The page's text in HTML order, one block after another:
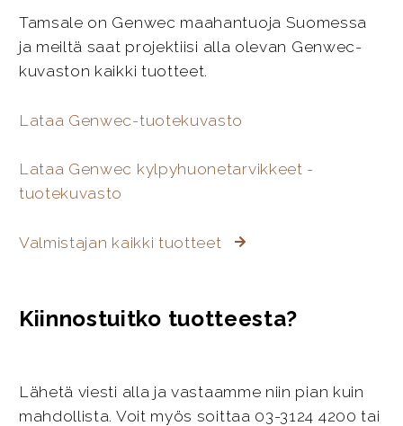
Tamsale on Genwec maahantuoja Suomessa
ja meiltä saat projektiisi alla olevan Genwec-
kuvaston kaikki tuotteet.
Lataa Genwec-tuotekuvasto
Lataa Genwec kylpyhuonetarvikkeet -
tuotekuvasto
Valmistajan kaikki tuotteet
Kiinnostuitko tuotteesta?
Lähetä viesti alla ja vastaamme niin pian kuin
mahdollista. Voit myös soittaa 03-3124 4200 tai